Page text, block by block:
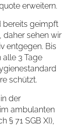
erweitern.
bereits geimpft
daher sehen wir
entgegen. Bis
3 Tage
schützt.
der
ambulanten
§ 71 SGB XI),